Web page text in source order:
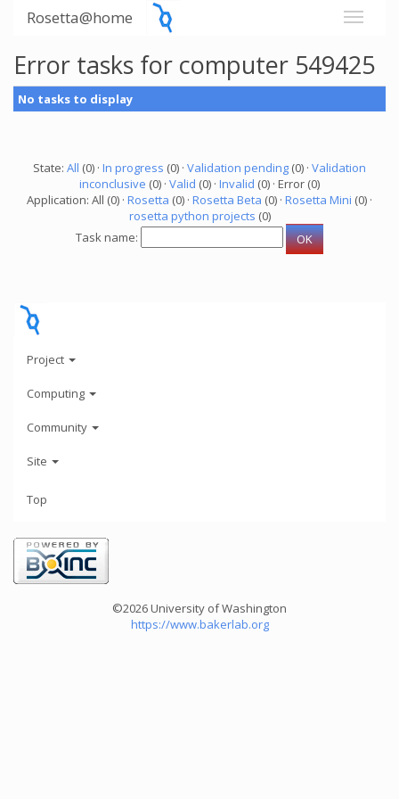
Rosetta@home
Error tasks for computer 549425
No tasks to display
State: All (0) · In progress (0) · Validation pending (0) · Validation
inconclusive (0) · Valid (0) · Invalid (0) · Error (0)
Application: All (0) · Rosetta (0) · Rosetta Beta (0) · Rosetta Mini (0) ·
rosetta python projects (0)
Task name:
Project
Computing
Community
Site
Top
©2026 University of Washington
https://www.bakerlab.org